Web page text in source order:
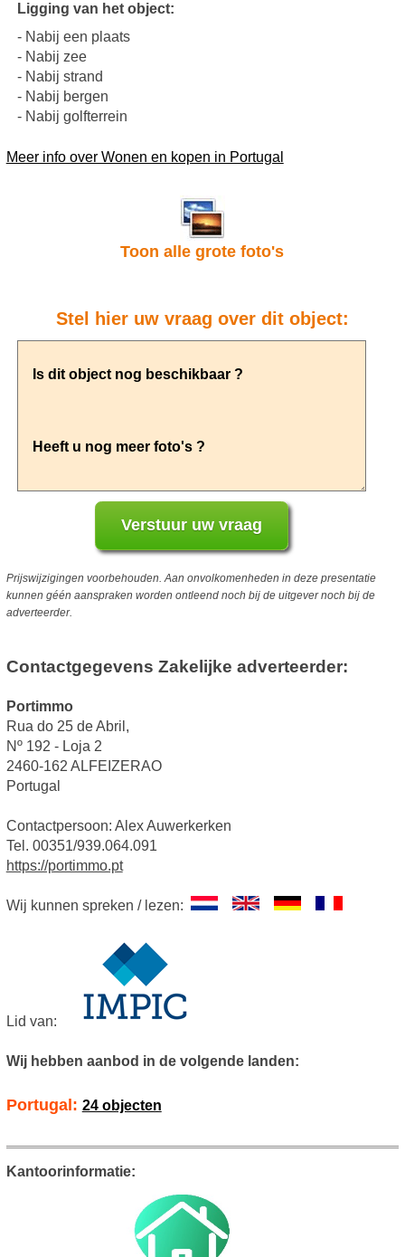
Ligging van het object:
- Nabij een plaats
- Nabij zee
- Nabij strand
- Nabij bergen
- Nabij golfterrein
Meer info over Wonen en kopen in Portugal
Toon alle grote foto's
Stel hier uw vraag over dit object:
Prijswijzigingen voorbehouden. Aan onvolkomenheden in deze presentatie
kunnen géén aanspraken worden ontleend noch bij de uitgever noch bij de
adverteerder.
Contactgegevens Zakelijke adverteerder:
Portimmo
Rua do 25 de Abril,
Nº 192 - Loja 2
2460-162 ALFEIZERAO
Portugal
Contactpersoon: Alex Auwerkerken
Tel. 00351/939.064.091
https://portimmo.pt
Wij kunnen spreken / lezen:
Lid van:
Wij hebben aanbod in de volgende landen:
Portugal: 24 objecten
Kantoorinformatie: